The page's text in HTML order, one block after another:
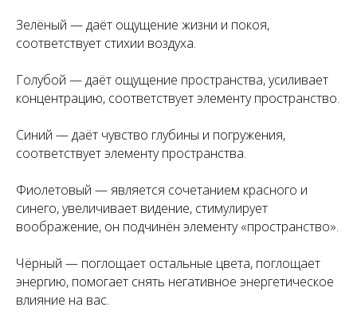
Зелёный — даёт ощущение жизни и покоя,
соответствует стихии воздуха.
Голубой — даёт ощущение пространства, усиливает
концентрацию, соответствует элементу пространство.
Синий — даёт чувство глубины и погружения,
соответствует элементу пространства.
Фиолетовый — является сочетанием красного и
синего, увеличивает видение, стимулирует
воображение, он подчинён элементу «пространство».
Чёрный — поглощает остальные цвета, поглощает
энергию, помогает снять негативное энергетическое
влияние на вас.